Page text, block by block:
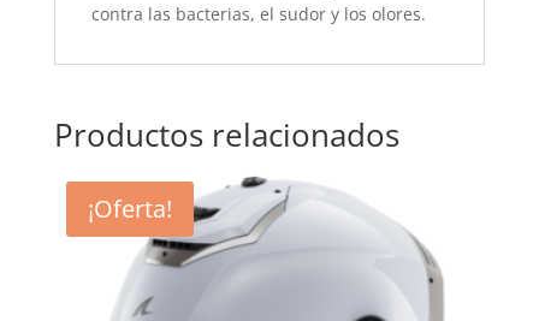
contra las bacterias, el sudor y los olores.
Productos relacionados
¡Oferta!